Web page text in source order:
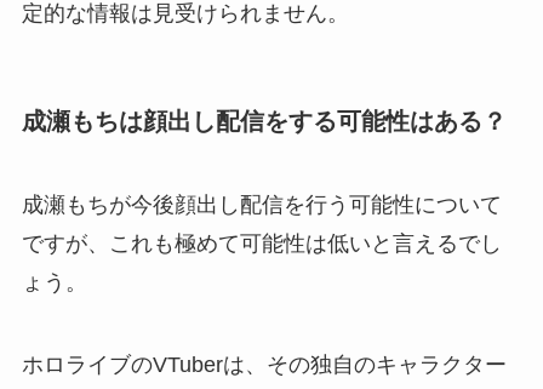
定的な情報は見受けられません。
成瀬もちは顔出し配信をする可能性はある？
成瀬もちが今後顔出し配信を行う可能性について
ですが、これも極めて可能性は低いと言えるでし
ょう。
ホロライブのVTuberは、その独自のキャラクター